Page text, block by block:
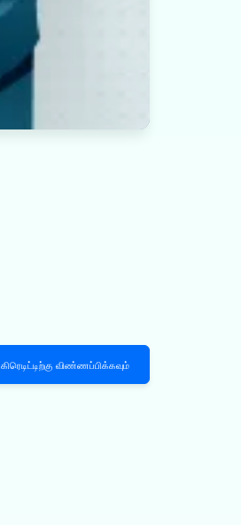
கிரெடிட்டிற்கு விண்ணப்பிக்கவும்